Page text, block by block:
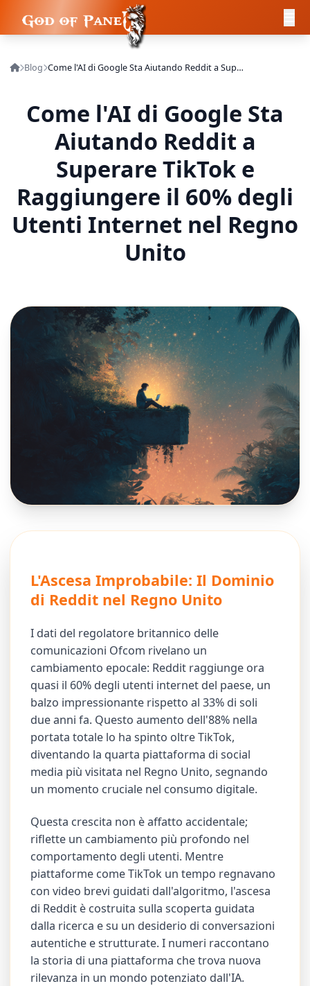
Blog Come l'AI di Google Sta Aiutando Reddit a Superare TikTok e Raggiungere il 60% degli Utenti Internet nel Regno Unito
Come l'AI di Google Sta
Aiutando Reddit a
Superare TikTok e
Raggiungere il 60% degli
Utenti Internet nel Regno
Unito
L'Ascesa Improbabile: Il Dominio
di Reddit nel Regno Unito
I dati del regolatore britannico delle
comunicazioni Ofcom rivelano un
cambiamento epocale: Reddit raggiunge ora
quasi il 60% degli utenti internet del paese, un
balzo impressionante rispetto al 33% di soli
due anni fa. Questo aumento dell'88% nella
portata totale lo ha spinto oltre TikTok,
diventando la quarta piattaforma di social
media più visitata nel Regno Unito, segnando
un momento cruciale nel consumo digitale.
Questa crescita non è affatto accidentale;
riflette un cambiamento più profondo nel
comportamento degli utenti. Mentre
piattaforme come TikTok un tempo regnavano
con video brevi guidati dall'algoritmo, l'ascesa
di Reddit è costruita sulla scoperta guidata
dalla ricerca e su un desiderio di conversazioni
autentiche e strutturate. I numeri raccontano
la storia di una piattaforma che trova nuova
rilevanza in un mondo potenziato dall'IA.